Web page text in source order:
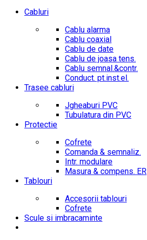
Cabluri
Cablu alarma
Cablu coaxial
Cablu de date
Cablu de joasa tens.
Cablu semnal.&contr.
Conduct. pt.inst.el.
Trasee cabluri
Jgheaburi PVC
Tubulatura din PVC
Protectie
Cofrete
Comanda & semnaliz.
Intr. modulare
Masura & compens. ER
Tablouri
Accesorii tablouri
Cofrete
Scule si imbracaminte